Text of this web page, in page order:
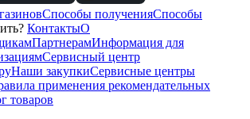
Способы полученияСпособы
КонтактыО
ПартнерамИнформация для
Сервисный центр
Наши закупкиСервисные центры
применения рекомендательных
товаров